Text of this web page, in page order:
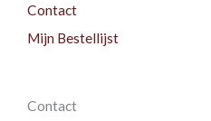
Contact
Mijn Bestellijst
Contact